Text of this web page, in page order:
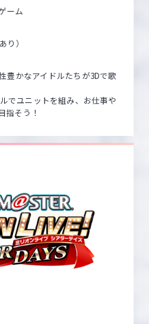
ーム
り）
豊かなアイドルたちが3Dで歌
でユニットを組み、お仕事や
指そう！